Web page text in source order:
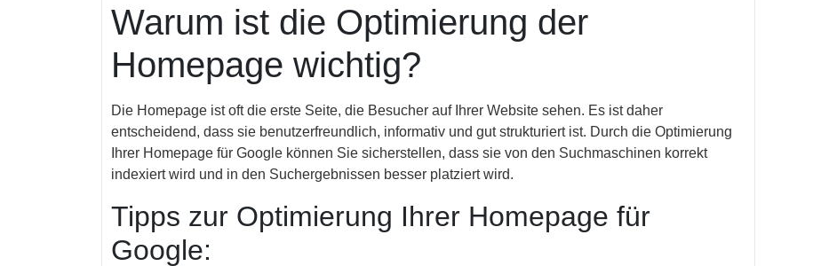
Warum ist die Optimierung der
Homepage wichtig?
Die Homepage ist oft die erste Seite, die Besucher auf Ihrer Website sehen. Es ist daher
entscheidend, dass sie benutzerfreundlich, informativ und gut strukturiert ist. Durch die Optimierung
Ihrer Homepage für Google können Sie sicherstellen, dass sie von den Suchmaschinen korrekt
indexiert wird und in den Suchergebnissen besser platziert wird.
Tipps zur Optimierung Ihrer Homepage für
Google: